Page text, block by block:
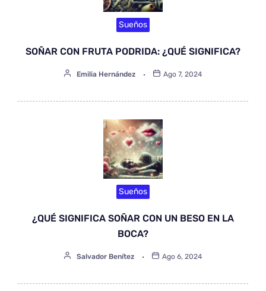
Sueños
SOÑAR CON FRUTA PODRIDA: ¿QUÉ SIGNIFICA?
Emilia Hernández Ago 7, 2024
Sueños
¿QUÉ SIGNIFICA SOÑAR CON UN BESO EN LA
BOCA?
Salvador Benítez Ago 6, 2024